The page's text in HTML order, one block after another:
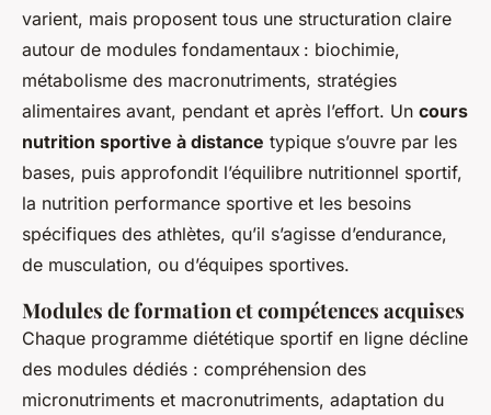
varient, mais proposent tous une structuration claire
autour de modules fondamentaux : biochimie,
métabolisme des macronutriments, stratégies
alimentaires avant, pendant et après l’effort. Un cours
nutrition sportive à distance typique s’ouvre par les
bases, puis approfondit l’équilibre nutritionnel sportif,
la nutrition performance sportive et les besoins
spécifiques des athlètes, qu’il s’agisse d’endurance,
de musculation, ou d’équipes sportives.
Modules de formation et compétences acquises
Chaque programme diététique sportif en ligne décline
des modules dédiés : compréhension des
micronutriments et macronutriments, adaptation du